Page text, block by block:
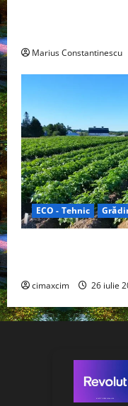
Marius Constantinescu
ECO - Tehnic
cimaxcim 26 iulie